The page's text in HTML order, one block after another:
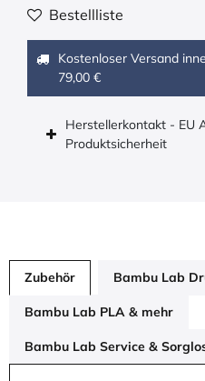
Bestellliste
Kostenloser Versand
79,00 €
Herstellerkontakt - EU
Produktsicherheit
Zubehör Bambu Lab
Bambu Lab PLA & mehr
Bambu Lab Service &